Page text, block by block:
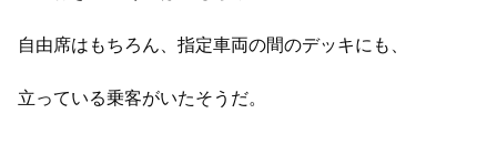
自由席はもちろん、指定車両の間のデッキにも、
立っている乗客がいたそうだ。